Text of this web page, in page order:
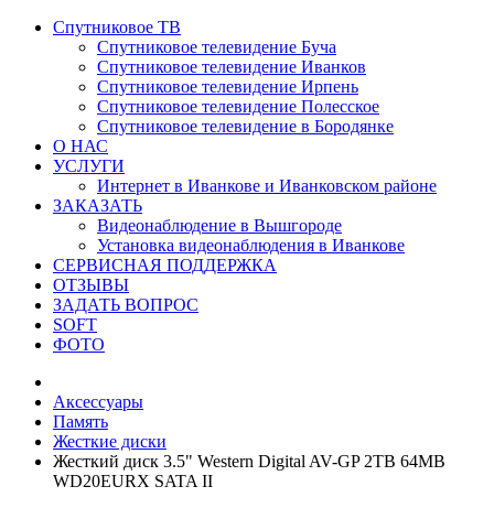
Спутниковое ТВ
Спутниковое телевидение Буча
Спутниковое телевидение Иванков
Спутниковое телевидение Ирпень
Спутниковое телевидение Полесское
Спутниковое телевидение в Бородянке
О НАС
УСЛУГИ
Интернет в Иванкове и Иванковском районе
ЗАКАЗАТЬ
Видеонаблюдение в Вышгороде
Установка видеонаблюдения в Иванкове
СЕРВИСНАЯ ПОДДЕРЖКА
ОТЗЫВЫ
ЗАДАТЬ ВОПРОС
SOFT
ФОТО
Аксессуары
Память
Жесткие диски
Жесткий диск 3.5" Western Digital AV-GP 2TB 64MB
WD20EURX SATA II